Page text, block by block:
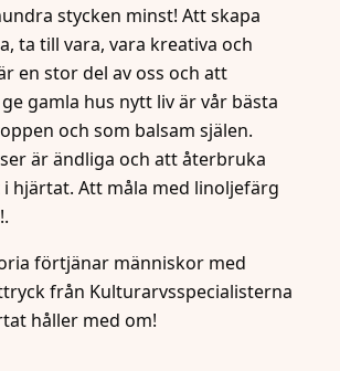
stycken minst! Att skapa
ta till vara, vara kreativa och
en stor del av oss och att
gamla hus nytt liv är vår bästa
och som balsam själen.
är ändliga och att återbruka
hjärtat. Att måla med linoljefärg
förtjänar människor med
från Kulturarvsspecialisterna
håller med om!